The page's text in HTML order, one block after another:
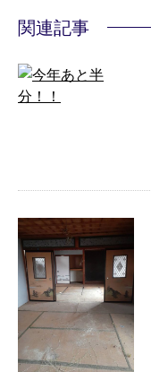
関連記事